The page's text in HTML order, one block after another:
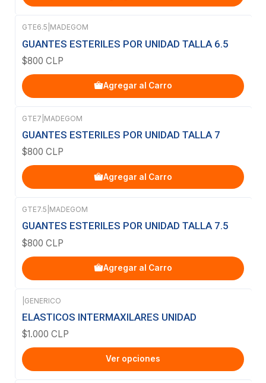
GTE6.5 MADEGOM
GUANTES ESTERILES POR UNIDAD TALLA 6.5
$800 CLP
Agregar al Carro
GTE7 MADEGOM
GUANTES ESTERILES POR UNIDAD TALLA 7
$800 CLP
Agregar al Carro
GTE7.5 MADEGOM
GUANTES ESTERILES POR UNIDAD TALLA 7.5
$800 CLP
Agregar al Carro
GENERICO
ELASTICOS INTERMAXILARES UNIDAD
$1.000 CLP
Ver opciones